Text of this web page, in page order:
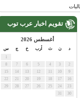
تقويم اخبار عرب توب
أغسطس 2026
أرب س